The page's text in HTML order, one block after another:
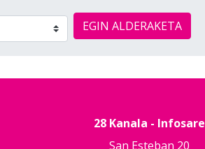
EGIN ALDERAKETA
28 Kanala - Infosare
San Esteban 20